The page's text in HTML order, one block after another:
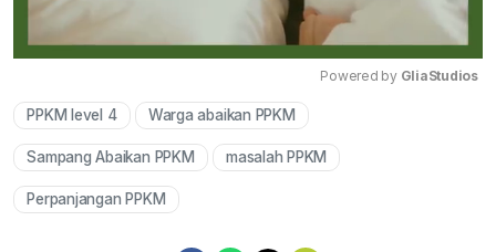
Powered by GliaStudios
PPKM level 4 Warga abaikan PPKM
Sampang Abaikan PPKM masalah PPKM
Perpanjangan PPKM